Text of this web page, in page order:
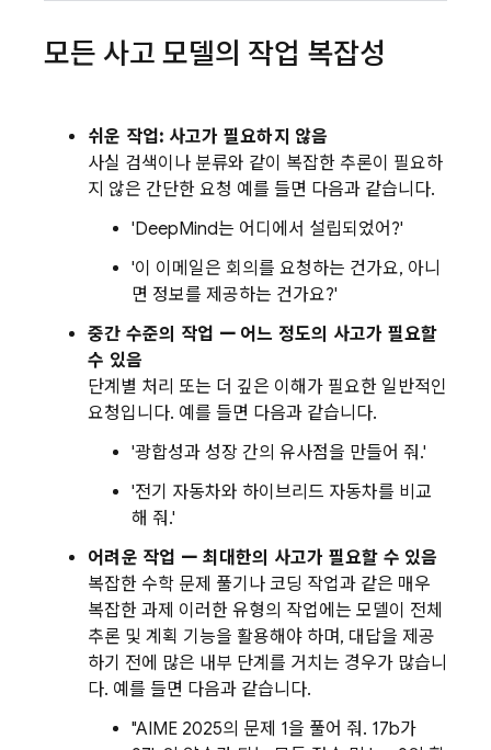
모든 사고 모델의 작업 복잡성
쉬운 작업: 사고가 필요하지 않음
사실 검색이나 분류와 같이 복잡한 추론이 필요하
지 않은 간단한 요청 예를 들면 다음과 같습니다.
'DeepMind는 어디에서 설립되었어?'
'이 이메일은 회의를 요청하는 건가요, 아니
면 정보를 제공하는 건가요?'
중간 수준의 작업 — 어느 정도의 사고가 필요할
수 있음
단계별 처리 또는 더 깊은 이해가 필요한 일반적인
요청입니다. 예를 들면 다음과 같습니다.
'광합성과 성장 간의 유사점을 만들어 줘.'
'전기 자동차와 하이브리드 자동차를 비교
해 줘.'
어려운 작업 — 최대한의 사고가 필요할 수 있음
복잡한 수학 문제 풀기나 코딩 작업과 같은 매우
복잡한 과제 이러한 유형의 작업에는 모델이 전체
추론 및 계획 기능을 활용해야 하며, 대답을 제공
하기 전에 많은 내부 단계를 거치는 경우가 많습니
다. 예를 들면 다음과 같습니다.
"AIME 2025의 문제 1을 풀어 줘. 17b가